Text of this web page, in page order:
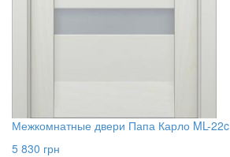
Межкомнатные двери Папа Карло ML-22c
5 830 грн